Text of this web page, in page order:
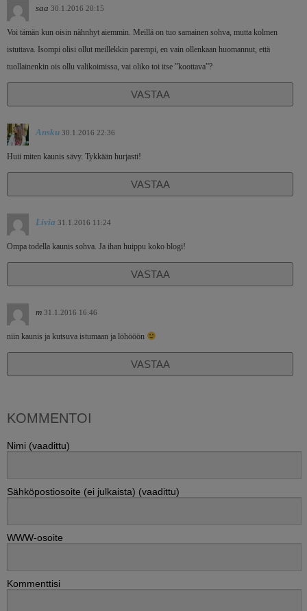
saa 30.1.2016 20:15
Voi tämän kun oisin nähnhyt aiemmin. Meillä on tuo samainen sohva, mutta kolmen
istuttava. Isompi olisi ollut meillekkin parempi, en vain ollenkaan huomannut, että
tuollainenkin ois ollu valikoimissa, vai oliko toi itse ”koottava”?
VASTAA
Ansku 30.1.2016 22:36
Huii miten kaunis sävy. Tykkään hurjasti!
VASTAA
Livia 31.1.2016 11:24
Ompa todella kaunis sohva. Ja ihan huippu koko blogi!
VASTAA
m 31.1.2016 16:46
niin kaunis ja kutsuva istumaan ja löhööön
VASTAA
KOMMENTOI
Nimi (vaadittu)
Sähköpostiosoite (ei julkaista) (vaadittu)
WWW-osoite
Kommenttisi